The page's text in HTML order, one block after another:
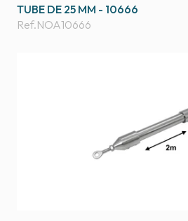
TUBE DE 25 MM - 10666
Ref.NOA10666